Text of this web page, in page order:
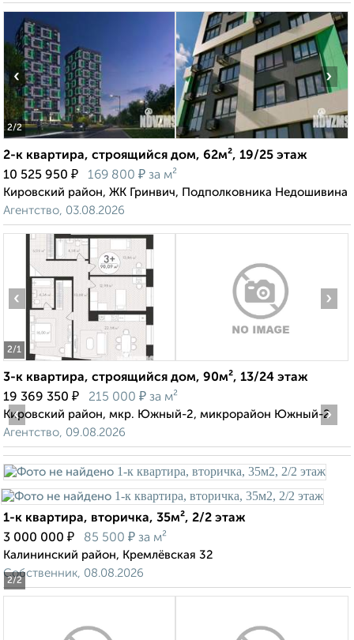
2/2
‹ ›
2-к квартира, строящийся дом, 62м², 19/25 этаж
10 525 950 ₽ 169 800 ₽ за м²
Кировский район, ЖК Гринвич, Подполковника Недошивина
Агентство, 03.08.2026
2/1
‹ ›
3-к квартира, строящийся дом, 90м², 13/24 этаж
19 369 350 ₽ 215 000 ₽ за м²
Кировский район, мкр. Южный-2, микрорайон Южный-2
Агентство, 09.08.2026
2/2
‹ ›
1-к квартира, вторичка, 35м², 2/2 этаж
3 000 000 ₽ 85 500 ₽ за м²
Калининский район, Кремлёвская 32
Собственник, 08.08.2026